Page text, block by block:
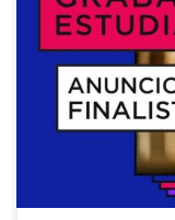
Es un honor para la
finalistas de cada
de Audio más
Grabación Acústica
(Argentina)
(Argentina)